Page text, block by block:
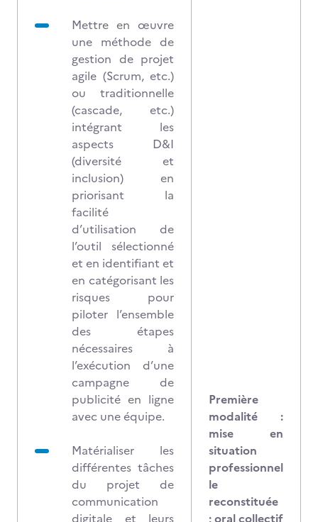
Mettre en œuvre
une méthode de
gestion de projet
agile (Scrum, etc.)
ou traditionnelle
(cascade, etc.)
intégrant les
aspects D&I
(diversité et
inclusion) en
priorisant la
facilité
d’utilisation de
l’outil sélectionné
et en identifiant et
en catégorisant les
risques pour
piloter l’ensemble
des étapes
nécessaires à
l’exécution d’une
campagne de
publicité en ligne
avec une équipe.
Matérialiser les
différentes tâches
du projet de
communication
digitale et leurs
Première
modalité :
mise en
situation
professionnel
le
reconstituée
; oral collectif